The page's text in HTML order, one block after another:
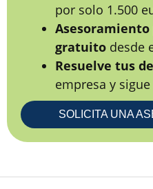
por solo 1.500
gratuito desde
Resuelve tus
empresa y
SOLICITA UNA